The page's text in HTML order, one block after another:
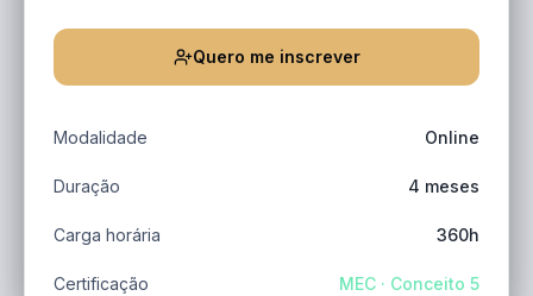
Quero me inscrever
Modalidade Online
Duração 4 meses
Carga horária 360h
Certificação MEC · Conceito 5